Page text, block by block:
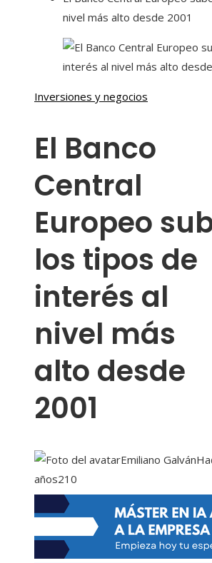
nivel más alto desde 2001
Inversiones y negocios
El Banco
Central
Europeo
los tipos de
interés al
nivel más
alto desde
2001
Emiliano Galván
años210